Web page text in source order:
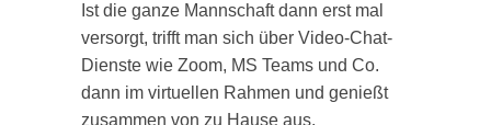
Ist die ganze Mannschaft dann erst mal
versorgt, trifft man sich über Video-Chat-
Dienste wie Zoom, MS Teams und Co.
dann im virtuellen Rahmen und genießt
zusammen von zu Hause aus.